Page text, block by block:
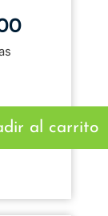
al carrito